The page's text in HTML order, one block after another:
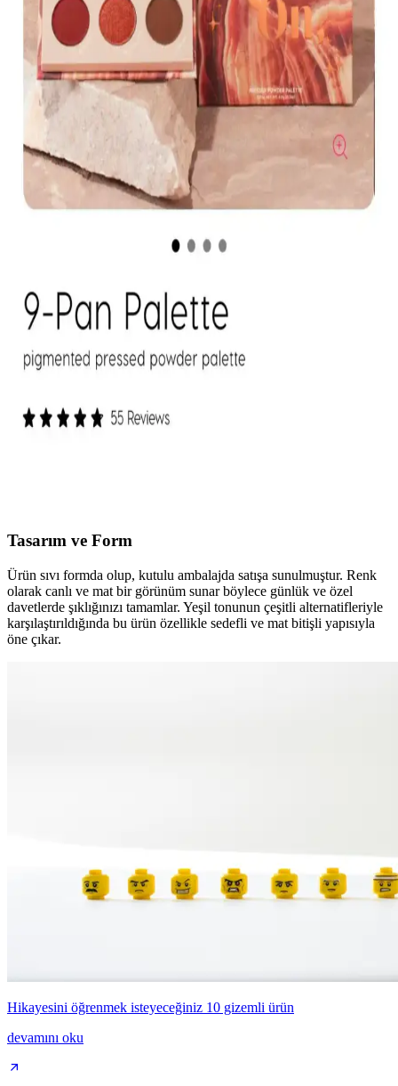
Koyu Göz Altı Morluklarını Kapatmada Renk
Düzelticiler ve Kapatıcıların Etkili Kullanımı
Koyu göz altı morlukları için şeftali ve turuncu renk düzelticiler ile
tam kapatıcılık sağlayan ürünlerin kullanımı, doğru uygulama
teknikleri ve önerilen markalar detaylı şekilde ele alınıyor.
Kapatıcı ve Fondöten Arasındaki Farklar ve
Başlangıç İçin Kapatıcının Avantajları
Kapatıcı ve fondöten arasındaki temel farklar, kullanım alanları ve
uygulama zorlukları makyaj başlangıcında tercih nedenlerini
Doğal Dudaklar İçin Uygun Seçenek
Mac XIMAL Silky Matte Ruj, yüksek pigmentasyon ve doğal
ambalajıyla öne çıkan şık bir makyaj ürünüdür.
Performansı ve Kullanıcı Deneyimleri
Tasarım ve Form
Ürün sıvı formda olup, kutulu ambalajda satışa sunulmuştur. Renk
olarak canlı ve mat bir görünüm sunar böylece günlük ve özel
davetlerde şıklığınızı tamamlar. Yeşil tonunun çeşitli alternatifleriyle
karşılaştırıldığında bu ürün özellikle sedefli ve mat bitişli yapısıyla
öne çıkar.
Hikayesini öğrenmek isteyeceğiniz 10 gizemli ürün
devamını oku